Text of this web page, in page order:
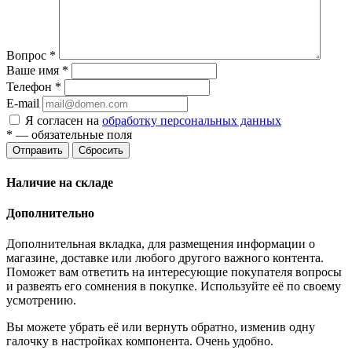
Вопрос *
Ваше имя *
Телефон *
E-mail
Я согласен на обработку персональных данных
* — обязательные поля
Отправить Сбросить
Наличие на складе
Дополнительно
Дополнительная вкладка, для размещения информации о
магазине, доставке или любого другого важного контента.
Поможет вам ответить на интересующие покупателя вопросы
и развеять его сомнения в покупке. Используйте её по своему
усмотрению.
Вы можете убрать её или вернуть обратно, изменив одну
галочку в настройках компонента. Очень удобно.